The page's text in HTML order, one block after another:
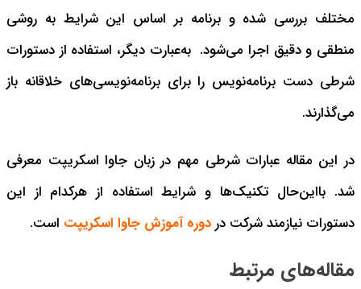
مختلف بررسی شده و برنامه بر اساس این شرایط به روشی
منطقی و دقیق اجرا می‌شود. به‌عبارت دیگر، استفاده از دستورات
شرطی دست برنامه‌نویس را برای برنامه‌نویسی‌های خلاقانه باز
می‌گذارند.
در این مقاله عبارات شرطی مهم در زبان جاوا اسکریپت معرفی
شد. بااین‌حال تکنیک‌ها و شرایط استفاده از هرکدام از این
دستورات نیازمند شرکت دردوره آموزش جاوا اسکریپت است.
مقاله‌های مرتبط